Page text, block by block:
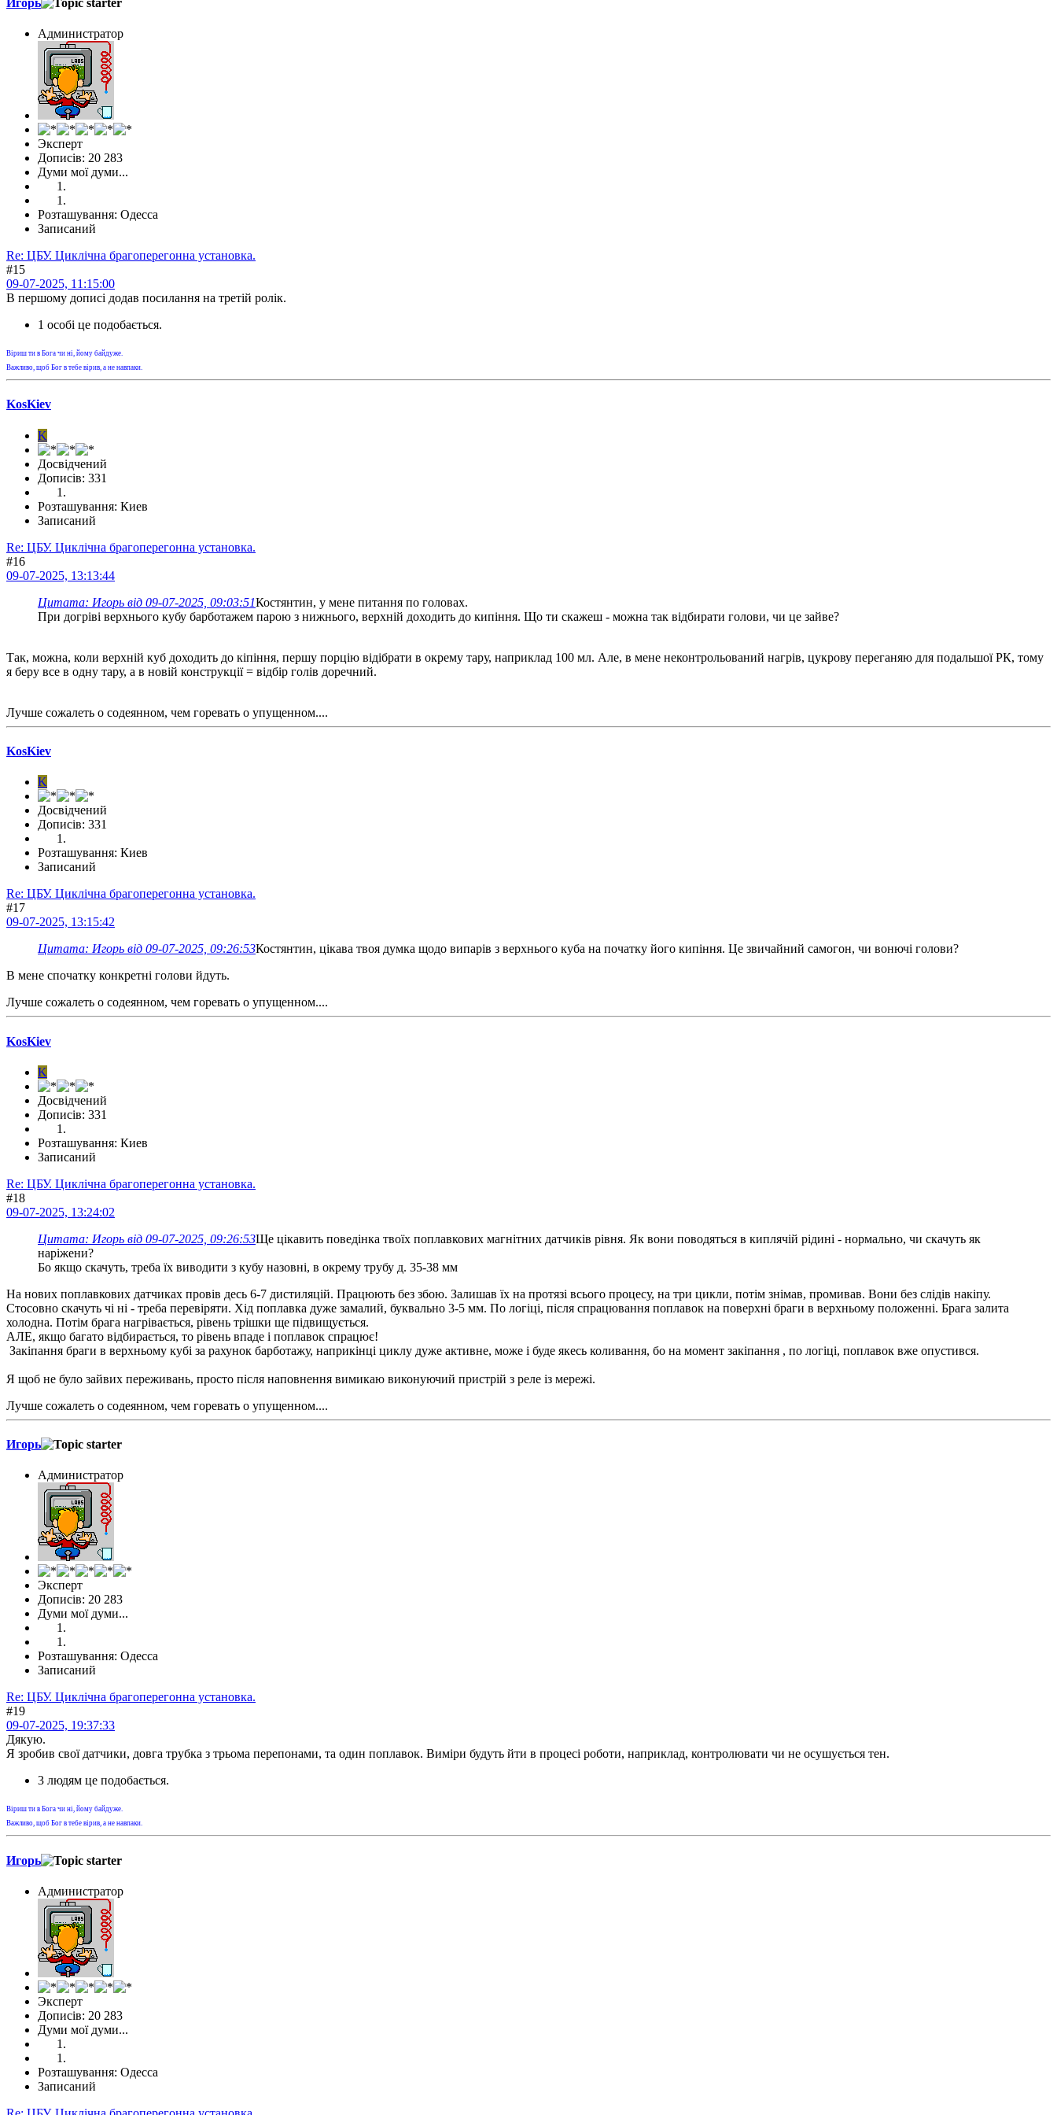
Игорь
Администратор
Эксперт
Дописів: 20 283
Думи мої думи...
Розташування: Одесса
Записаний
Re: ЦБУ. Циклічна брагоперегонна установка.
#15
09-07-2025, 11:15:00
В першому дописі додав посилання на третій ролік.
1 особі це подобається.
Віриш ти в Бога чи ні, йому байдуже.
Важливо, щоб Бог в тебе вірив, а не навпаки.
KosKiev
K
Досвідчений
Дописів: 331
Розташування: Киев
Записаний
Re: ЦБУ. Циклічна брагоперегонна установка.
#16
09-07-2025, 13:13:44
Цитата: Игорь від 09-07-2025, 09:03:51Костянтин, у мене питання по головах.
При догріві верхнього кубу барботажем парою з нижнього, верхній доходить до кипіння. Що ти скажеш - можна так відбирати голови, чи це зайве?
Так, можна, коли верхній куб доходить до кіпіння, першу порцію відібрати в окрему тару, наприклад 100 мл. Але, в мене неконтрольований нагрів, цукрову переганяю для подальшої РК, тому
я беру все в одну тару, а в новій конструкції = відбір голів доречний.
Лучше сожалеть о содеянном, чем горевать о упущенном....
KosKiev
K
Досвідчений
Дописів: 331
Розташування: Киев
Записаний
Re: ЦБУ. Циклічна брагоперегонна установка.
#17
09-07-2025, 13:15:42
Цитата: Игорь від 09-07-2025, 09:26:53Костянтин, цікава твоя думка щодо випарів з верхнього куба на початку його кипіння. Це звичайний самогон, чи вонючі голови?
В мене спочатку конкретні голови йдуть.
Лучше сожалеть о содеянном, чем горевать о упущенном....
KosKiev
K
Досвідчений
Дописів: 331
Розташування: Киев
Записаний
Re: ЦБУ. Циклічна брагоперегонна установка.
#18
09-07-2025, 13:24:02
Цитата: Игорь від 09-07-2025, 09:26:53Ще цікавить поведінка твоїх поплавкових магнітних датчиків рівня. Як вони поводяться в киплячій рідині - нормально, чи скачуть як
наріжени?
Бо якщо скачуть, треба їх виводити з кубу назовні, в окрему трубу д. 35-38 мм
На нових поплавкових датчиках провів десь 6-7 дистиляцій. Працюють без збою. Залишав їх на протязі всього процесу, на три цикли, потім знімав, промивав. Вони без слідів накіпу.
Стосовно скачуть чі ні - треба перевіряти. Хід поплавка дуже замалий, буквально 3-5 мм. По логіці, після спрацювання поплавок на поверхні браги в верхньому положенні. Брага залита
холодна. Потім брага нагрівається, рівень трішки ще підвищується.
АЛЕ, якщо багато відбирається, то рівень впаде і поплавок спрацює!
Закіпання браги в верхньому кубі за рахунок барботажу, наприкінці циклу дуже активне, може і буде якесь коливання, бо на момент закіпання , по логіці, поплавок вже опустився.
Я щоб не було зайвих переживань, просто після наповнення вимикаю виконуючий пристрій з реле із мережі.
Лучше сожалеть о содеянном, чем горевать о упущенном....
Игорь
Администратор
Эксперт
Дописів: 20 283
Думи мої думи...
Розташування: Одесса
Записаний
Re: ЦБУ. Циклічна брагоперегонна установка.
#19
09-07-2025, 19:37:33
Дякую.
Я зробив свої датчики, довга трубка з трьома перепонами, та один поплавок. Виміри будуть йти в процесі роботи, наприклад, контролювати чи не осушується тен.
3 людям це подобається.
Віриш ти в Бога чи ні, йому байдуже.
Важливо, щоб Бог в тебе вірив, а не навпаки.
Игорь
Администратор
Эксперт
Дописів: 20 283
Думи мої думи...
Розташування: Одесса
Записаний